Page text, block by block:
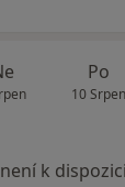
Po
10 Srpen
k dispozici